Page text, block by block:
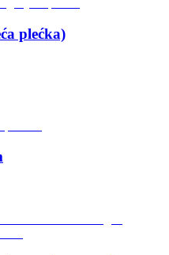
plećka)